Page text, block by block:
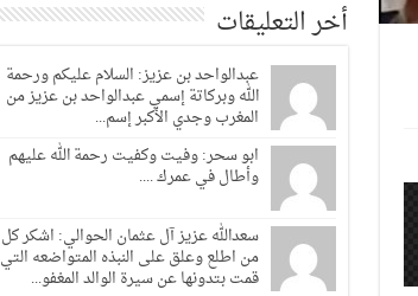
أخر التعليقات
عبدالواحد بن عزيز: السلام عليكم ورحمة
الله وبركاتة إسمي عبدالواحد بن عزيز من
المغرب وجدي الأكبر إسم...
ابو سحر: وفيت وكفيت رحمة الله عليهم
وأطال في عمرك ....
سعدالله عزيز آل عثمان الحوالي: اشكر كل
من اطلع وعلق على النبذه المتواضعه التي
قمت بتدونها عن سيرة الوالد المغفو...